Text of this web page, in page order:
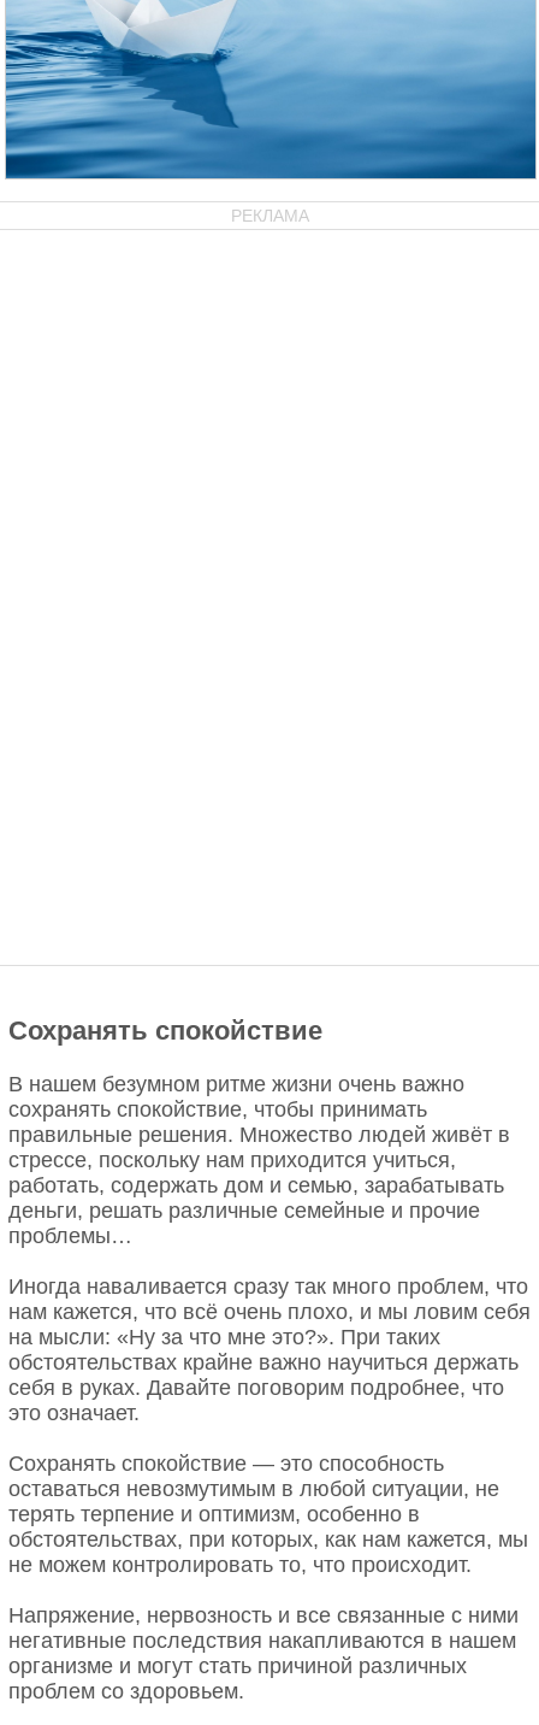
РЕКЛАМА
Сохранять спокойствие
В нашем безумном ритме жизни очень важно
сохранять спокойствие, чтобы принимать
правильные решения. Множество людей живёт в
стрессе, поскольку нам приходится учиться,
работать, содержать дом и семью, зарабатывать
деньги, решать различные семейные и прочие
проблемы…
Иногда наваливается сразу так много проблем, что
нам кажется, что всё очень плохо, и мы ловим себя
на мысли: «Ну за что мне это?». При таких
обстоятельствах крайне важно научиться держать
себя в руках. Давайте поговорим подробнее, что
это означает.
Сохранять спокойствие — это способность
оставаться невозмутимым в любой ситуации, не
терять терпение и оптимизм, особенно в
обстоятельствах, при которых, как нам кажется, мы
не можем контролировать то, что происходит.
Напряжение, нервозность и все связанные с ними
негативные последствия накапливаются в нашем
организме и могут стать причиной различных
проблем со здоровьем.